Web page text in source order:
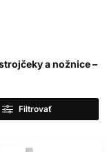
nenahrádza
konkrétny typ
olej, sprej s
mazivo môžu
zhoršiť funkciu
a nožnice –
Filtrovať